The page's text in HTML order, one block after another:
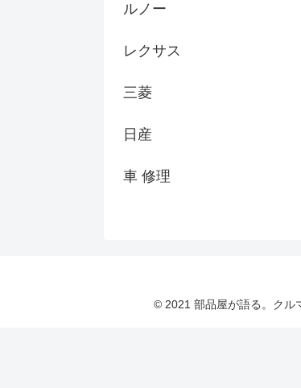
ルノー
レクサス
三菱
日産
車 修理
© 2021 部品屋が語る。クル